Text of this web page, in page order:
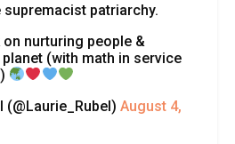
patriarchy.
nurturing people &
(with math in service
(@Laurie_Rubel) August 4,